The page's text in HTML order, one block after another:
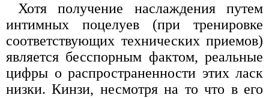
Хотя получение наслаждения путем
интимных поцелуев (при тренировке
соответствующих технических приемов)
является бесспорным фактом, реальные
цифры о распространенности этих ласк
низки. Кинзи, несмотря на то что в его